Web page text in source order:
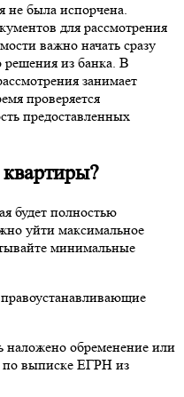
не была испорчена.
для рассмотрения
важно начать сразу
решения из банка. В
занимает
проверяется
предоставленных
будет полностью
уйти максимальное
минимальные
наложено обременение или
по выписке ЕГРН из